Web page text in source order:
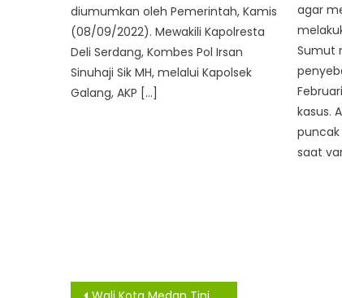
diumumkan oleh Pemerintah, Kamis
(08/09/2022). Mewakili Kapolresta
Deli Serdang, Kombes Pol Irsan
Sinuhaji Sik MH, melalui Kapolsek
Galang, AKP […]
agar
Sumut
kasus.
puncak
saat